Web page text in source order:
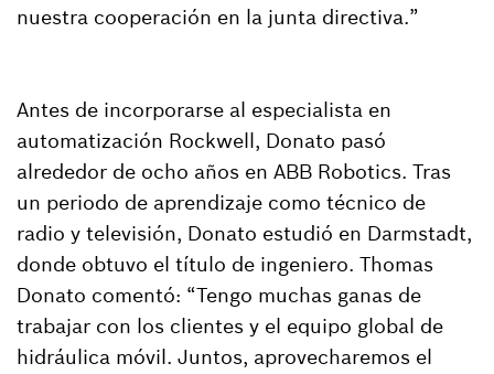
nuestra cooperación en la junta directiva.”
Antes de incorporarse al especialista en
automatización Rockwell, Donato pasó
alrededor de ocho años en ABB Robotics. Tras
un periodo de aprendizaje como técnico de
radio y televisión, Donato estudió en Darmstadt,
donde obtuvo el título de ingeniero. Thomas
Donato comentó: “Tengo muchas ganas de
trabajar con los clientes y el equipo global de
hidráulica móvil. Juntos, aprovecharemos el